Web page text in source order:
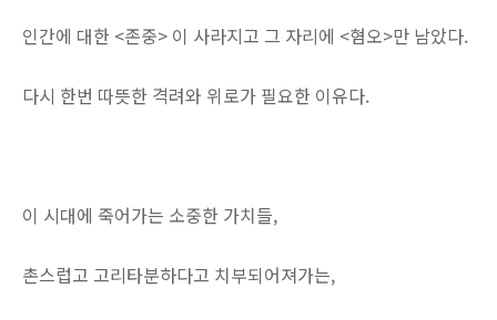
인간에 대한 <존중> 이 사라지고 그 자리에 <혐오>만 남았다.
다시 한번 따뜻한 격려와 위로가 필요한 이유다.
이 시대에 죽어가는 소중한 가치들,
촌스럽고 고리타분하다고 치부되어져가는,